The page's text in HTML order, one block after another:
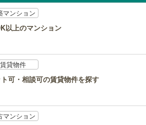
マンション
以上のマンション
賃貸物件
可・相談可の賃貸物件を探す
マンション